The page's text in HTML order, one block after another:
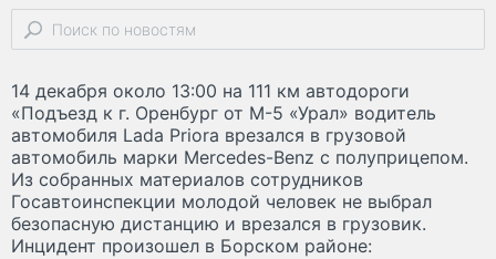
14 декабря около 13:00 на 111 км автодороги
«Подъезд к г. Оренбург от М-5 «Урал» водитель
автомобиля Lada Priora врезался в грузовой
автомобиль марки Mercedes-Benz с полуприцепом.
Из собранных материалов сотрудников
Госавтоинспекции молодой человек не выбрал
безопасную дистанцию и врезался в грузовик.
Инцидент произошел в Борском районе: